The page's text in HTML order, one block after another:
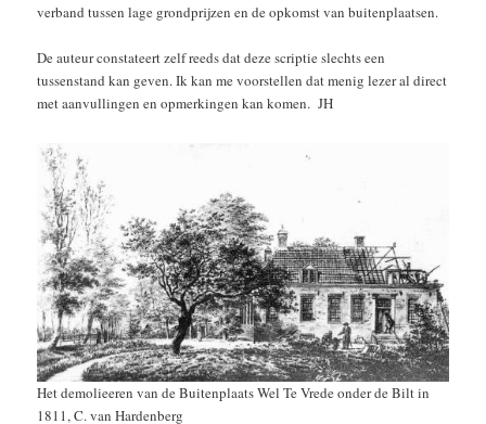
verband tussen lage grondprijzen en de opkomst van buitenplaatsen.
De auteur constateert zelf reeds dat deze scriptie slechts een
tussenstand kan geven. Ik kan me voorstellen dat menig lezer al direct
met aanvullingen en opmerkingen kan komen. JH
Het demolieeren van de Buitenplaats Wel Te Vrede onder de Bilt in
1811, C. van Hardenberg